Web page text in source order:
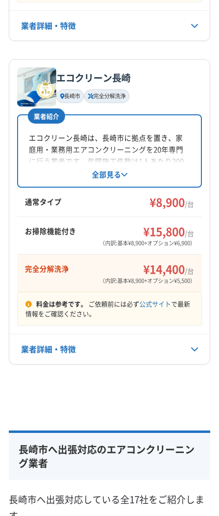
公式HP
公式サイトなし
業者詳細・特徴
基本情報
代表者名
非公開
所在地
長崎県長崎市
対応地域
佐世保市 松浦市
島原市
南島原市 諫早市
西彼杵郡時津町
西彼杵郡長与町
東彼杵郡東彼杵町
定休日
電話番号
公式HP
エコクリーン長崎
長崎市 完全分解洗浄
業者紹介
エコクリーン長崎は、長崎市に拠点を置き、家
庭用・業務用エアコンクリーニングを20年専門
に行う業者です。年間施工件数は1人あたり200
件以上。分解洗浄でエアコン内部の汚れを徹底
除去し、消臭抗菌コートにも対応しています。
土日祝日も対応可能。コロナ対策としてオゾン
除菌も無料提供しています。
全部見る
通常タイプ ¥8,900/台
お掃除機能付き ¥15,800/台
（内訳:基本¥8,900+オプション¥6,900）
完全分解洗浄 ¥14,400/台
（内訳:基本¥8,900+オプション¥5,500）
料金は参考です。 ご依頼前には必ず公式サイトで最新
情報をご確認ください。
業者詳細・特徴
所在地
長崎県長崎市
長崎市 雲仙市 西海市 大村市
諫早市
長崎市へ出張対応のエアコンクリーニン
グ業者
長崎市へ出張対応している全17社をご紹介しま